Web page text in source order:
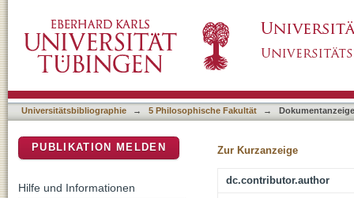
in der originalen Riddarasögur
Universitätsbibliographie → 5 Philosophische Fakultät → Dokumentanzeige
Zur Kurzanzeige
dc.contributor.author
PUBLIKATION MELDEN
Hilfe und Informationen